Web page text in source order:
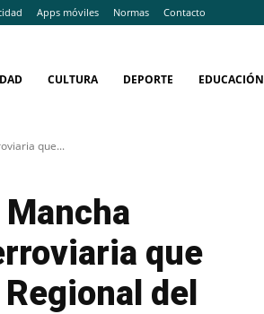
Apps móviles Normas Contacto
CULTURA DEPORTE EDUCACIÓN
que...
que
del